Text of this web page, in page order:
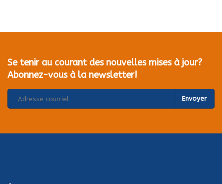
Se tenir au courant des nouvelles mises à jour?
Abonnez-vous à la newsletter!
Envoyer